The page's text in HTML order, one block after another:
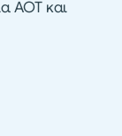
ΑΟΤ και